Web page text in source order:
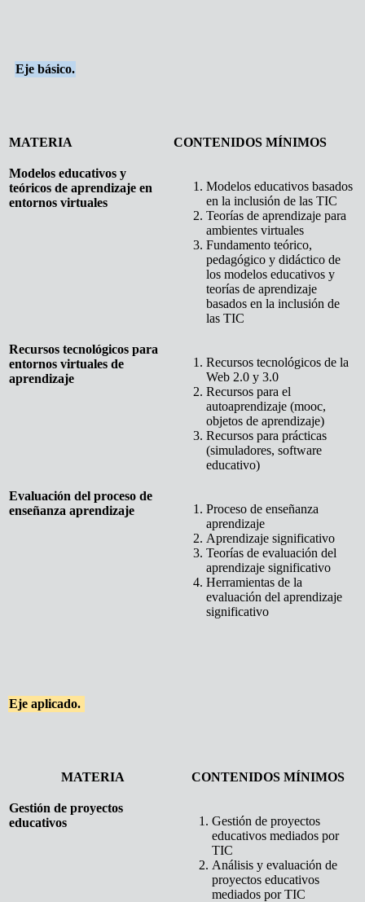
Eje básico.
MATERIA CONTENIDOS MÍNIMOS
Modelos educativos y
teóricos de aprendizaje en
entornos virtuales
Modelos educativos basados
en la inclusión de las TIC
Teorías de aprendizaje para
ambientes virtuales
Fundamento teórico,
pedagógico y didáctico de
los modelos educativos y
teorías de aprendizaje
basados en la inclusión de
las TIC
Recursos tecnológicos para
entornos virtuales de
aprendizaje
Recursos tecnológicos de la
Web 2.0 y 3.0
Recursos para el
autoaprendizaje (mooc,
objetos de aprendizaje)
Recursos para prácticas
(simuladores, software
educativo)
Evaluación del proceso de
enseñanza aprendizaje
Proceso de enseñanza
aprendizaje
Aprendizaje significativo
Teorías de evaluación del
aprendizaje significativo
Herramientas de la
evaluación del aprendizaje
significativo
Eje aplicado.
MATERIA CONTENIDOS MÍNIMOS
Gestión de proyectos
educativos
Gestión de proyectos
educativos mediados por
TIC
Análisis y evaluación de
proyectos educativos
mediados por TIC